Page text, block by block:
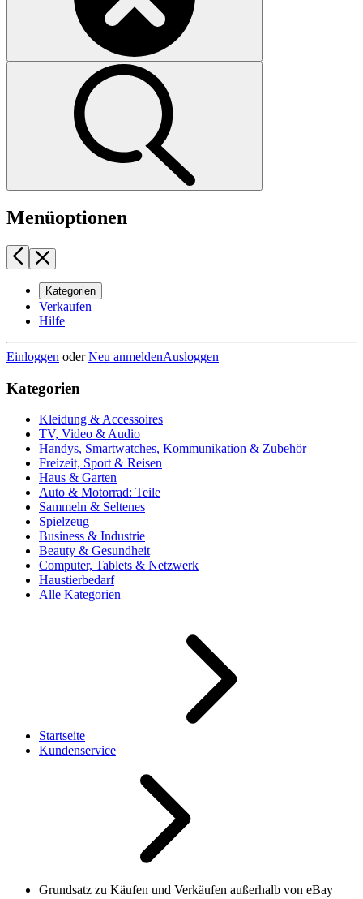
Menüoptionen
Kategorien
Verkaufen
Hilfe
Einloggen oderNeu anmeldenAusloggen
Kategorien
Kleidung & Accessoires
TV, Video & Audio
Handys, Smartwatches, Kommunikation & Zubehör
Freizeit, Sport & Reisen
Haus & Garten
Auto & Motorrad: Teile
Sammeln & Seltenes
Spielzeug
Business & Industrie
Beauty & Gesundheit
Computer, Tablets & Netzwerk
Haustierbedarf
Alle Kategorien
Startseite
Kundenservice
Grundsatz zu Käufen und Verkäufen außerhalb von eBay